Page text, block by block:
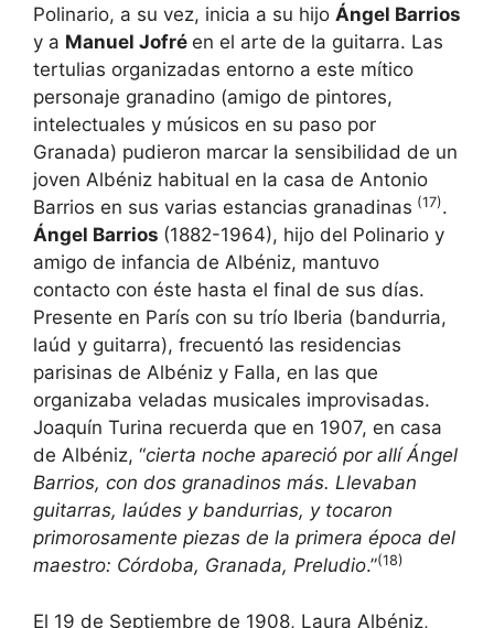
Polinario, a su vez, inicia a su hijo Ángel Barrios
y a Manuel Jofré en el arte de la guitarra. Las
tertulias organizadas entorno a este mítico
personaje granadino (amigo de pintores,
intelectuales y músicos en su paso por
Granada) pudieron marcar la sensibilidad de un
joven Albéniz habitual en la casa de Antonio
Barrios en sus varias estancias granadinas (17).
Ángel Barrios (1882-1964), hijo del Polinario y
amigo de infancia de Albéniz, mantuvo
contacto con éste hasta el final de sus días.
Presente en París con su trío Iberia (bandurria,
laúd y guitarra), frecuentó las residencias
parisinas de Albéniz y Falla, en las que
organizaba veladas musicales improvisadas.
Joaquín Turina recuerda que en 1907, en casa
de Albéniz, “cierta noche apareció por allí Ángel
Barrios, con dos granadinos más. Llevaban
guitarras, laúdes y bandurrias, y tocaron
primorosamente piezas de la primera época del
maestro: Córdoba, Granada, Preludio.”(18)
El 19 de Septiembre de 1908, Laura Albéniz,